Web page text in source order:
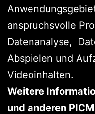
anspruchsvolle
Datenanalyse,
Abspielen und
Videoinhalten.
Weitere
und anderen